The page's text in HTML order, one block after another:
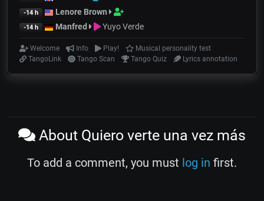
-14 h Lenore Brown
-14 h Manfred Yuyo Verde
Welcome Info Play!
Musical personality test
TangoLink
Tango Scan Tango Quiz Lyrics annotation
About Quiero verte una vez más
To add a comment, you must log in first.